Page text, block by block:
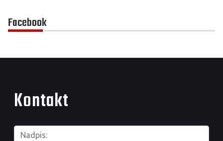
Facebook
Kontakt